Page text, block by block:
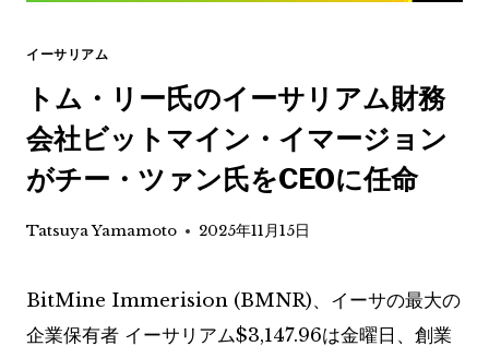
イーサリアム
トム・リー氏のイーサリアム財務
会社ビットマイン・イマージョン
がチー・ツァン氏をCEOに任命
Tatsuya Yamamoto 2025年11月15日
BitMine Immerision (BMNR)、イーサの最大の
企業保有者 イーサリアム$3,147.96は金曜日、創業